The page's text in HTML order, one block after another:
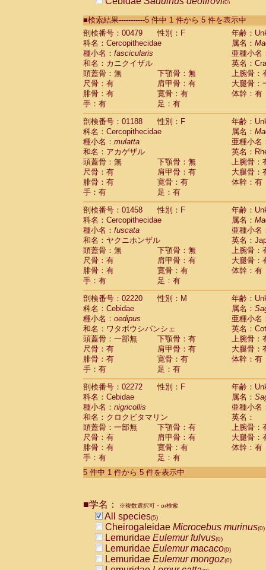
(0)
CebidaeSaguinus labiatus(0)
Cebidae Saguinus leucopus (0)
CebidaeSaguinus midas
CebidaeSaguinus mystax
CebidaeSaguinus nigricollis (1)
Cebidae Saguinus oedipus
Cebidae Saguinus weddelli
Cebidae Saguinusspp.
Cebidae Aotus trivirgatus
Cebidae Cebus albifrons
CebidaeCebus apella
Cebidae
CebidaeCebus nigrivittatus
Cebidae Cebusspp.(0)
Cebidae Saimiri boliviensis
Cebidae Saimiri sciureus
Atelidae Alouatta caraya
AtelidaeAlouatta fusca
AtelidaeAlouatta seniculus
AtelidaeAlouatta
Atelidae Ateles belzebuth
Atelidae Ateles geoffroyi
Atelidae Ateles paniscus
Atelidae Atelesspp.
Atelidae Lagothrix lagothricha
AtelidaeLagothrix lagothricha cana(0)
Pitheciidae
Cacajao calvus
Pitheciidae
Callicebus cupreus(0)
Pitheciidae Callicebus donacophilus(0)
PitheciidaeCallicebus moloch(0)
Pitheciidae Callicebus torquatus(0)
Pitheciidae Callicebus
Pitheciidae Chiropotes satanas
Pitheciidae Pithecia monachus
Pitheciidae Pithecia pithecia (0)
Cercopithecidae Cercocebus agilis (0)
Cercopithecidae
Cercocebus
Cercopithecidae
Cercocebus
CercopithecidaeCercocebus
CercopithecidaeCercocebus
CercopithecidaeCercocebus hybrid(0)
CercopithecidaeCercocebus
CercopithecidaeLophocebus
CercopithecidaePapio hamadryas
Cercopithecidae
CercopithecidaePapiospp. (0)
CercopithecidaeMandrillus
CercopithecidaeMandrillus sphinx
CercopithecidaeTheropithecus
CercopithecidaeMacaca arctoides
■検索結果-----------5 件中 1 件から 5 件を表示中
剖検番号：00479
性別：F
年齢：
科名：Cercopithecidae
属名：
種小名： fascicularis
亜種小名
和名：カニクイザル
英名：
頭蓋骨：無
下顎骨：無
上腕骨：
尺骨：有
肩甲骨：有
大腿骨：
腓骨：有
寛骨：有
体幹：有
手：有
足：有
剖検番号：01188
性別：F
年齢：
科名：Cercopithecidae
属名：
種小名： mulatta
亜種小名
和名：アカゲザル
英名：
頭蓋骨：無
下顎骨：無
上腕骨：
尺骨：有
肩甲骨：有
大腿骨：
腓骨：有
寛骨：有
体幹：有
手：有
足：有
剖検番号：01458
性別：F
年齢：
科名：Cercopithecidae
属名：
種小名： fuscata
亜種小名
和名：ヤクニホンザル
英名：
頭蓋骨：無
下顎骨：無
上腕骨：
尺骨：有
肩甲骨：有
大腿骨：
腓骨：有
寛骨：有
体幹：有
手：有
足：有
剖検番号：02220
性別：M
年齢：
科名：Cebidae
属名：
種小名： oedipus
亜種小名
和名：ワタボウシパンシェ
英名：
頭蓋骨：一部無
下顎骨：有
上腕骨：
尺骨：有
肩甲骨：有
大腿骨：
腓骨：有
寛骨：有
体幹：有
手：有
足：有
剖検番号：02272
性別：F
年齢：
科名：Cebidae
属名：
種小名： nigricollis
亜種小名
和名：クロクビタマリン
英名：
頭蓋骨：一部無
下顎骨：有
上腕骨：
尺骨：有
肩甲骨：有
大腿骨：
腓骨：有
寛骨：有
体幹：有
手：有
足：有
5 件中 1 件から 5 件を表示中
■学名： ※複数選択可・or検索
All species(5)
Cheirogaleidae Microcebus murinus(0)
Lemuridae Eulemur fulvus(0)
Lemuridae Eulemur macaco(0)
Lemuridae Eulemur mongoz(0)